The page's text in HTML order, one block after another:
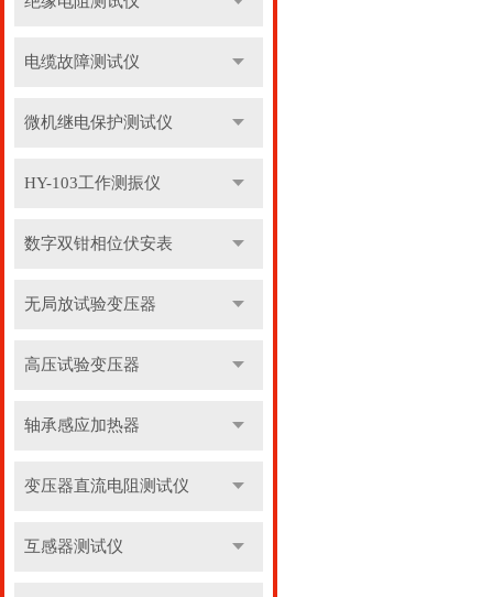
电缆故障测试仪
微机继电保护测试仪
HY-103工作测振仪
数字双钳相位伏安表
无局放试验变压器
高压试验变压器
轴承感应加热器
变压器直流电阻测试仪
互感器测试仪